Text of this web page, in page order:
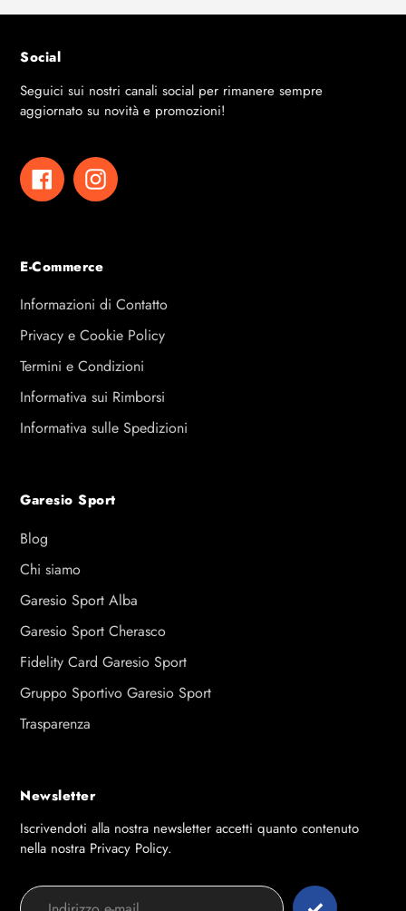
Social
Seguici sui nostri canali social per rimanere sempre
aggiornato su novità e promozioni!
FacebookInstagram
E-Commerce
Informazioni di Contatto
Privacy e Cookie Policy
Termini e Condizioni
Informativa sui Rimborsi
Informativa sulle Spedizioni
Garesio Sport
Blog
Chi siamo
Garesio Sport Alba
Garesio Sport Cherasco
Fidelity Card Garesio Sport
Gruppo Sportivo Garesio Sport
Trasparenza
Newsletter
Iscrivendoti alla nostra newsletter accetti quanto contenuto
nella nostra Privacy Policy.